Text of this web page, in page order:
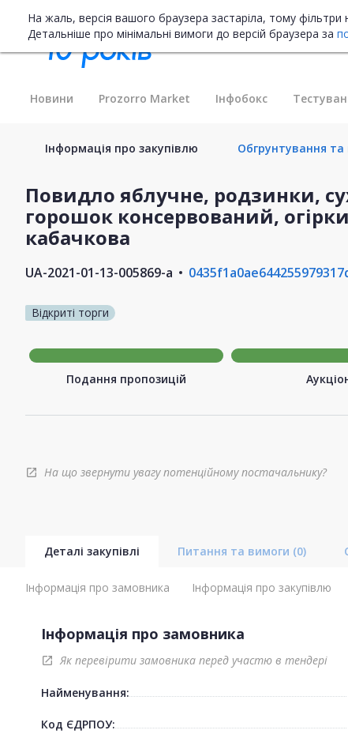
На жаль, версія вашого браузера застаріла, тому
Детальніше про мінімальні вимоги до версій браузера за
Новини Prozorro Market Інфобокс
Інформація про закупівлю Обгрунтування та
Повидло яблучне, родзинки,
горошок консервований,
кабачкова
UA-2021-01-13-005869-a
Відкриті торги
Подання пропозицій
open_in_new На що звернути увагу потенційному постачальнику?
Деталі закупівлі Питання та вимоги (0)
Інформація про замовника Інформація про закупівлю
Інформація про замовника
open_in_new Як перевірити замовника перед участю в тендері
Найменування:
Код ЄДРПОУ: